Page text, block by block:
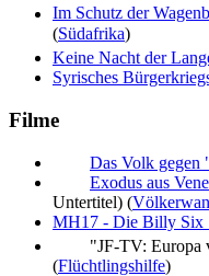
Im Schutz der
(Südafrika)
Keine Nacht der
Syrisches
Filme
Das Volk
Exodus aus
Untertitel) (
MH17 - Die Billy Six
"JF-TV: Europa
(Flüchtlingshilfe)